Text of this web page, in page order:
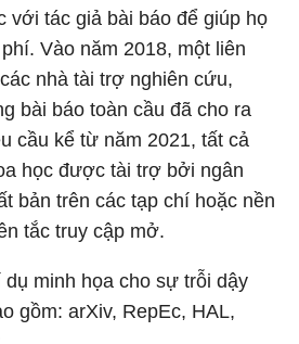
với tác giả bài báo để giúp họ
Vào năm 2018, một liên
nhà tài trợ nghiên cứu,
bài báo toàn cầu đã cho ra
cầu kể từ năm 2021, tất cả
học được tài trợ bởi ngân
bản trên các tạp chí hoặc nền
tắc truy cập mở.
minh họa cho sự trỗi dậy
gồm: arXiv, RepEc, HAL,